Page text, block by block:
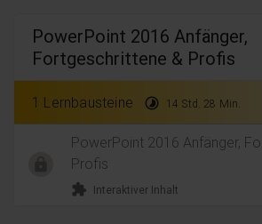
PowerPoint 2016 Anfänger,
Fortgeschrittene & Profis
1 Lernbausteine timelapse 14 Std. 28 Min.
PowerPoint 2016 Anfänger,
Profis
extension Interaktiver Inhalt